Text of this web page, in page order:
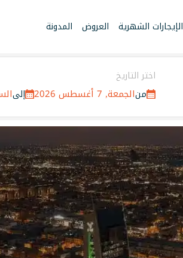
الإيجارات الشهرية العروض المدونة
اختر التاريخ
منالجمعة, 7 أغسطس 2026 إلىالسبت,
جميع مدن